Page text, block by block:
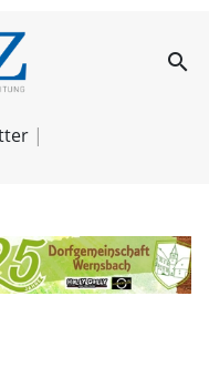
100 search